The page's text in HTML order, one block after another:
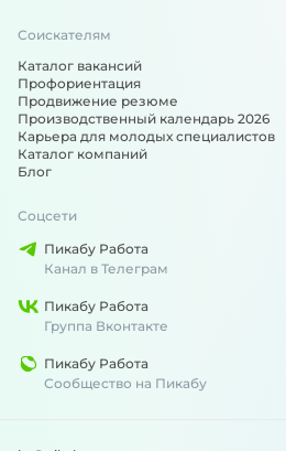
Соискателям
Каталог вакансий
Профориентация
Продвижение резюме
Производственный календарь 2026
Карьера для молодых специалистов
Каталог компаний
Блог
Соцсети
Пикабу Работа
Канал в Телеграм
Пикабу Работа
Группа Вконтакте
Пикабу Работа
Сообщество на Пикабу